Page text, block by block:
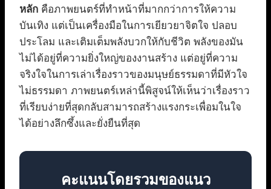
หลัก คือภาพยนตร์ที่ทำหน้าที่มากกว่าการให้ความ
บันเทิง แต่เป็นเครื่องมือในการเยียวยาจิตใจ ปลอบ
ประโลม และเติมเต็มพลังบวกให้กับชีวิต พลังของมัน
ไม่ได้อยู่ที่ความยิ่งใหญ่ของงานสร้าง แต่อยู่ที่ความ
จริงใจในการเล่าเรื่องราวของมนุษย์ธรรมดาที่มีหัวใจ
ไม่ธรรมดา ภาพยนตร์เหล่านี้พิสูจน์ให้เห็นว่าเรื่องราว
ที่เรียบง่ายที่สุดกลับสามารถสร้างแรงกระเพื่อมในใจ
ได้อย่างลึกซึ้งและยั่งยืนที่สุด
คะแนนโดยรวมของแนว